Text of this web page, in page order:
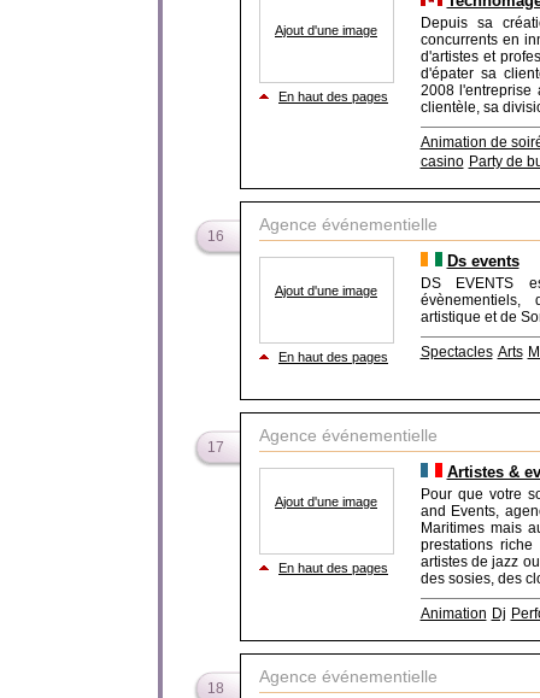
Ajout d'une image
En haut des pages
Depuis sa
concurrents en
d'artistes et
d'épater sa
2008 l'entreprise
clientèle, sa
Animation de
casino Party de
16
Agence événementielle
Ajout d'une image
En haut des pages
Ds events
DS EVENTS
évènementiels,
artistique et de
Spectacles Arts
17
Agence événementielle
Ajout d'une image
En haut des pages
Artistes &
Pour que votre
and Events,
Maritimes mais
prestations
artistes de jazz
des sosies, des
Animation Dj
18
Agence événementielle